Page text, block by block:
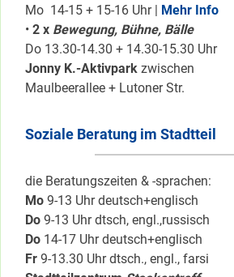
Mo 14-15 + 15-16 Uhr |
Mehr Info
• 2 x Bewegung, Bühne, Bälle
Do 13.30-14.30 + 14.30-15.30 Uhr
Jonny K.-Aktivpark zwischen
Maulbeerallee + Lutoner Str.
Soziale Beratung im Stadtteil
die Beratungszeiten & -sprachen:
Mo 9-13 Uhr deutsch+englisch
Do 9-13 Uhr dtsch, engl.,russisch
Do 14-17 Uhr deutsch+englisch
Fr 9-13.30 Uhr dtsch., engl., farsi